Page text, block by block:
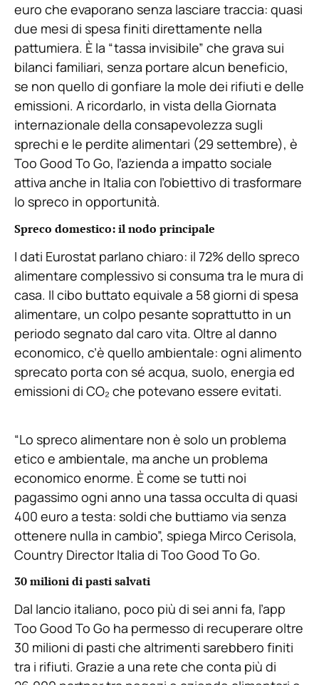
euro che evaporano senza lasciare traccia: quasi
due mesi di spesa finiti direttamente nella
pattumiera. È la “tassa invisibile” che grava sui
bilanci familiari, senza portare alcun beneficio,
se non quello di gonfiare la mole dei rifiuti e delle
emissioni. A ricordarlo, in vista della Giornata
internazionale della consapevolezza sugli
sprechi e le perdite alimentari (29 settembre), è
Too Good To Go, l’azienda a impatto sociale
attiva anche in Italia con l’obiettivo di trasformare
lo spreco in opportunità.
Spreco domestico: il nodo principale
I dati Eurostat parlano chiaro: il 72% dello spreco
alimentare complessivo si consuma tra le mura di
casa. Il cibo buttato equivale a 58 giorni di spesa
alimentare, un colpo pesante soprattutto in un
periodo segnato dal caro vita. Oltre al danno
economico, c’è quello ambientale: ogni alimento
sprecato porta con sé acqua, suolo, energia ed
emissioni di CO₂ che potevano essere evitati.
“Lo spreco alimentare non è solo un problema
etico e ambientale, ma anche un problema
economico enorme. È come se tutti noi
pagassimo ogni anno una tassa occulta di quasi
400 euro a testa: soldi che buttiamo via senza
ottenere nulla in cambio”, spiega Mirco Cerisola,
Country Director Italia di Too Good To Go.
30 milioni di pasti salvati
Dal lancio italiano, poco più di sei anni fa, l’app
Too Good To Go ha permesso di recuperare oltre
30 milioni di pasti che altrimenti sarebbero finiti
tra i rifiuti. Grazie a una rete che conta più di